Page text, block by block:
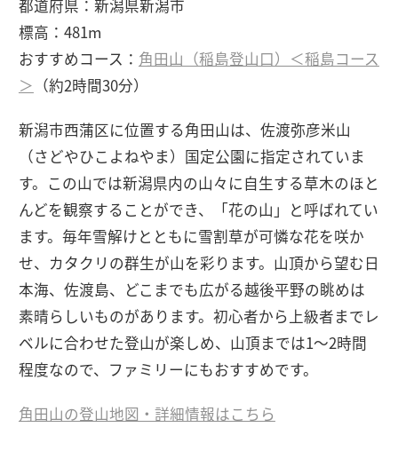
都道府県：新潟県新潟市
標高：481m
おすすめコース： 角田山（稲島登山口）＜稲島コース
＞ （約2時間30分）
新潟市西蒲区に位置する角田山は、佐渡弥彦米山
（さどやひこよねやま）国定公園に指定されていま
す。この山では新潟県内の山々に自生する草木のほと
んどを観察することができ、「花の山」と呼ばれてい
ます。毎年雪解けとともに雪割草が可憐な花を咲か
せ、カタクリの群生が山を彩ります。山頂から望む日
本海、佐渡島、どこまでも広がる越後平野の眺めは
素晴らしいものがあります。初心者から上級者までレ
ベルに合わせた登山が楽しめ、山頂までは1～2時間
程度なので、ファミリーにもおすすめです。
角田山の登山地図・詳細情報はこちら